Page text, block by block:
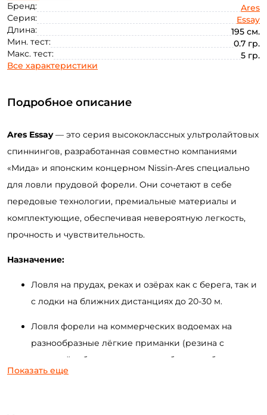
Бренд:
Ares
Серия:
Essay
Длина:
195 см.
Мин. тест:
0.7 гр.
Макс. тест:
5 гр.
Все характеристики
Подробное описание
Ares Essay — это серия высококлассных ультролайтовых
спиннингов, разработанная совместно компаниями
«Мида» и японским концерном Nissin-Ares специально
для ловли прудовой форели. Они сочетают в себе
передовые технологии, премиальные материалы и
комплектующие, обеспечивая невероятную легкость,
прочность и чувствительность.
Назначение:
Ловля на прудах, реках и озёрах как с берега, так и
с лодки на ближних дистанциях до 20-30 м.
Ловля форели на коммерческих водоемах на
разнообразные лёгкие приманки (резина с
огрузкой и без нее,
микроколебалки , воблеры
5-6см.и др.).
Показать еще